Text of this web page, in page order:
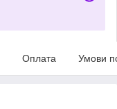
Оплата Умови